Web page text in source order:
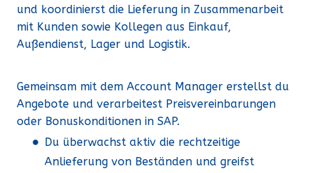
und koordinierst die Lieferung in Zusammenarbeit
mit Kunden sowie Kollegen aus Einkauf,
Außendienst, Lager und Logistik.
Gemeinsam mit dem Account Manager erstellst du
Angebote und verarbeitest Preisvereinbarungen
oder Bonuskonditionen in SAP.
Du überwachst aktiv die rechtzeitige
Anlieferung von Beständen und greifst